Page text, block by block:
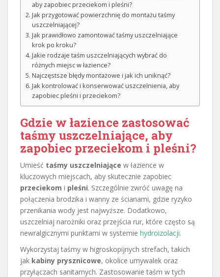
aby zapobiec przeciekom i pleśni?
Jak przygotować powierzchnię do montażu taśmy
uszczelniającej?
Jak prawidłowo zamontować taśmy uszczelniające
krok po kroku?
Jakie rodzaje taśm uszczelniających wybrać do
różnych miejsc w łazience?
Najczęstsze błędy montażowe i jak ich uniknąć?
Jak kontrolować i konserwować uszczelnienia, aby
zapobiec pleśni i przeciekom?
Gdzie w łazience zastosować
taśmy uszczelniające, aby
zapobiec przeciekom i pleśni?
Umieść taśmy uszczelniające w łazience w
kluczowych miejscach, aby skutecznie zapobiec
przeciekom i pleśni. Szczególnie zwróć uwagę na
połączenia brodzika i wanny ze ścianami, gdzie ryzyko
przenikania wody jest najwyższe. Dodatkowo,
uszczelniaj narożniki oraz przejścia rur, które często są
newralgicznymi punktami w systemie hydroizolacji.
Wykorzystaj taśmy w higroskopijnych strefach, takich
jak kabiny prysznicowe, okolice umywalek oraz
przyłączach sanitarnych. Zastosowanie taśm w tych